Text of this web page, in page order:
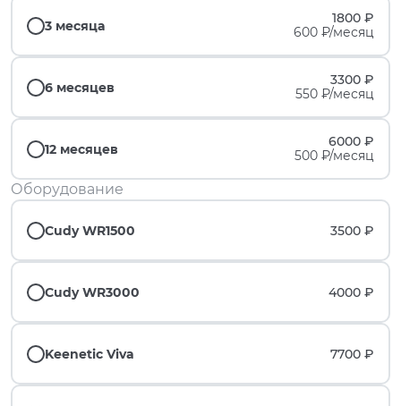
3 месяца
1800 ₽
600 ₽/месяц
6 месяцев
3300 ₽
550 ₽/месяц
12 месяцев
6000 ₽
500 ₽/месяц
Оборудование
Cudy WR1500 3500 ₽
Cudy WR3000 4000 ₽
Keenetic Viva 7700 ₽